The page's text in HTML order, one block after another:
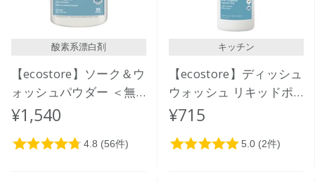
酸素系漂白剤
【ecostore】ソーク＆ウ
ォッシュパウダー ＜無
香料＞ 1kg
¥1,540
キッチン
【ecostore】ディッシュ
ウォッシュ リキッドポ
ンプ ＜無香料＞ 350mL
¥715